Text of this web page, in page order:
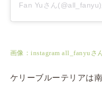
Fan Yuさん
画像：instagram all_fanyuさ
ケリーブルーテリアは